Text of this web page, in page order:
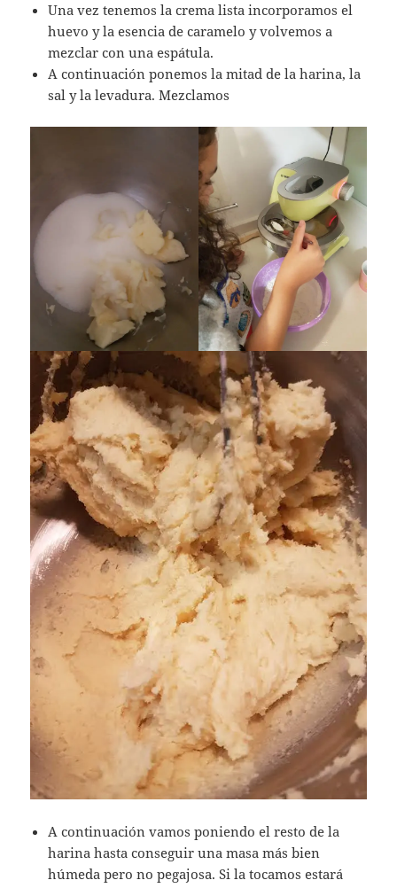
Una vez tenemos la crema lista incorporamos el
huevo y la esencia de caramelo y volvemos a
mezclar con una espátula.
A continuación ponemos la mitad de la harina, la
sal y la levadura. Mezclamos
A continuación vamos poniendo el resto de la
harina hasta conseguir una masa más bien
húmeda pero no pegajosa. Si la tocamos estará